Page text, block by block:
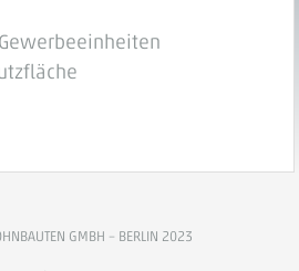
GMBH – BERLIN 2023